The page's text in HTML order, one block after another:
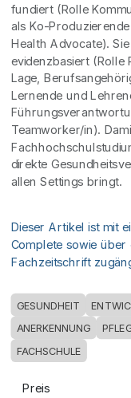
fundiert (Rolle
als Ko-
Health Advocate).
evidenzbasiert (Rolle
Lage,
Lernende und
Teamworker/in).
direkte
allen Settings bringt.
Dieser Artikel ist mit
Complete sowie
Fachzeitschrift
GESUNDHEIT
ANERKENNUNG
FACHSCHULE
Preis